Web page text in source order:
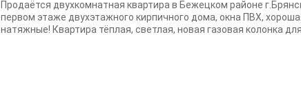
Продаётся двухкомнатная квартира в Бежецком районе
первом этаже двухэтажного кирпичного дома, окна ПВХ,
натяжные! Квартира тёплая, светлая, новая газовая колонка для